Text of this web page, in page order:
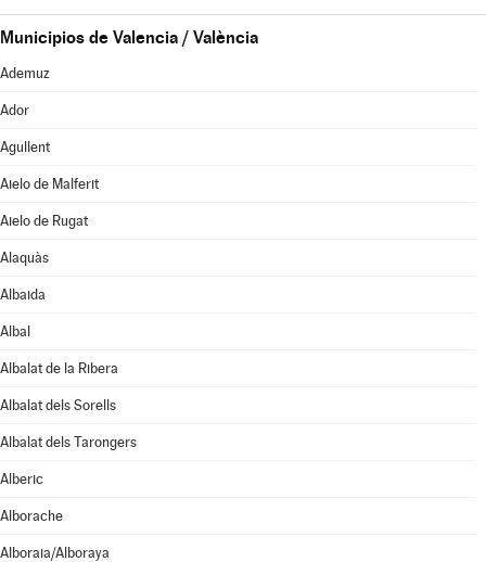
Municipios de Valencia / València
Ademuz
Ador
Agullent
Aielo de Malferit
Aielo de Rugat
Alaquàs
Albaida
Albal
Albalat de la Ribera
Albalat dels Sorells
Albalat dels Tarongers
Alberic
Alborache
Alboraia/Alboraya